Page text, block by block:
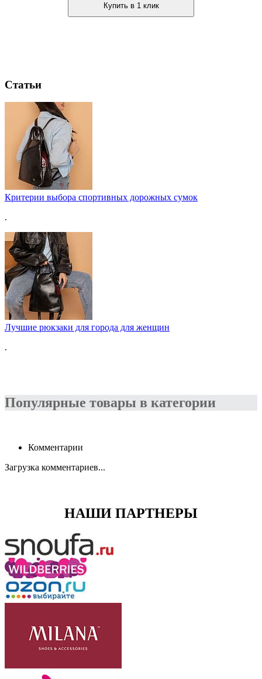
Купить в 1 клик
Статьи
Критерии выбора спортивных дорожных сумок
.
Лучшие рюкзаки для города для женщин
.
Популярные товары в категории
Комментарии
Загрузка комментариев...
НАШИ ПАРТНЕРЫ